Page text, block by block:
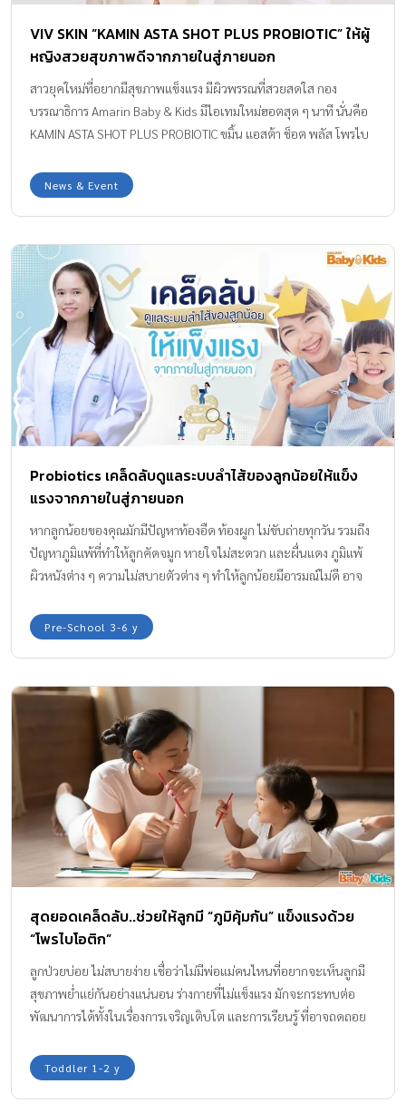
VIV SKIN “KAMIN ASTA SHOT PLUS PROBIOTIC” ให้ผู้
หญิงสวยสุขภาพดีจากภายในสู่ภายนอก
สาวยุคใหม่ที่อยากมีสุขภาพแข็งแรง มีผิวพรรณที่สวยสดใส กอง
บรรณาธิการ Amarin Baby & Kids มีไอเทมใหม่ฮอตสุด ๆ นาที นั่นคือ
KAMIN ASTA SHOT PLUS PROBIOTIC ขมิ้น แอสต้า ช็อต พลัส โพรไบ
ออกแบบมาเพื่อผู้หญิงรักสุขภาพทุกคนค่ะ
News & Event
Probiotics เคล็ดลับดูแลระบบลำไส้ของลูกน้อยให้แข็ง
แรงจากภายในสู่ภายนอก
หากลูกน้อยของคุณมักมีปัญหาท้องอืด ท้องผูก ไม่ขับถ่ายทุกวัน รวมถึง
ปัญหาภูมิแพ้ที่ทำให้ลูกคัดจมูก หายใจไม่สะดวก และผื่นแดง ภูมิแพ้
ผิวหนังต่าง ๆ ความไม่สบายตัวต่าง ๆ ทำให้ลูกน้อยมีอารมณ์ไม่ดี อาจ
ให้เกิดปัญหาสุขภาพต่าง ๆ ตามมา กองบรรณาธิการ Amarin Baby &
Kids มีคำแนะนำจากคุณหมอใหม่ รศ.พญ.รวีรัตน์ สิชฌรังษี กุมารแพทย์
เคล็ดลับการดูแลระบบลำไส้ของลูกน้อยให้กลับมาสมดุล และแข็งแรง
จากภายในสู่ภายนอกมาฝากค่ะ
Pre-School 3-6 y
สุดยอดเคล็ดลับ..ช่วยให้ลูกมี “ภูมิคุ้มกัน” แข็งแรงด้วย
“โพรไบโอติก”
ลูกป่วยบ่อย ไม่สบายง่าย เชื่อว่าไม่มีพ่อแม่คนไหนที่อยากจะเห็นลูกมี
สุขภาพย่ำแย่กันอย่างแน่นอน ร่างกายที่ไม่แข็งแรง มักจะกระทบต่อ
พัฒนาการได้ทั้งในเรื่องการเจริญเติบโต และการเรียนรู้ ที่อาจถดถอย
โรงพยาบาล อันนี้เชื่อว่าพ่อแม่คงกังวลมากแน่ ๆ
Toddler 1-2 y